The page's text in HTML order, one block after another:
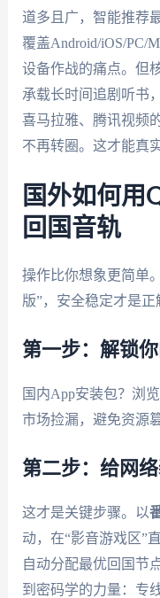
道多且广，智能推荐
覆盖Android/iOS/PC/
设备作战的痛点。但
承载长时间追剧听书
喜马拉雅、腾讯视频
不再转圈。这才能真
国外如何用
回国音轨
操作比你想象更简单
版”，安全稳定才是正
第一步：解锁
国内App安装包？浏
市场捡漏，避免资源篡
第二步：给网
这才是关键步骤。以
动，在“影音游戏区”
自动分配最优回国节
到密码学的力量：专